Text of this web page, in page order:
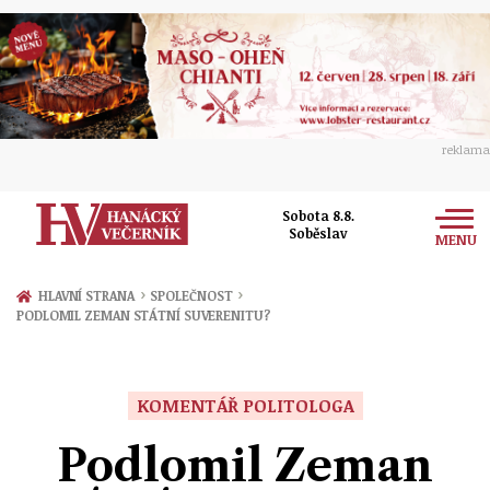
reklama
Sobota 8.8.
Soběslav
MENU
Zprávy
Přerov
Ekonomika
Ženy
Sport
HLAVNÍ STRANA › SPOLEČNOST ›
PODLOMIL ZEMAN STÁTNÍ SUVERENITU?
KOMENTÁŘ POLITOLOGA
Podlomil Zeman